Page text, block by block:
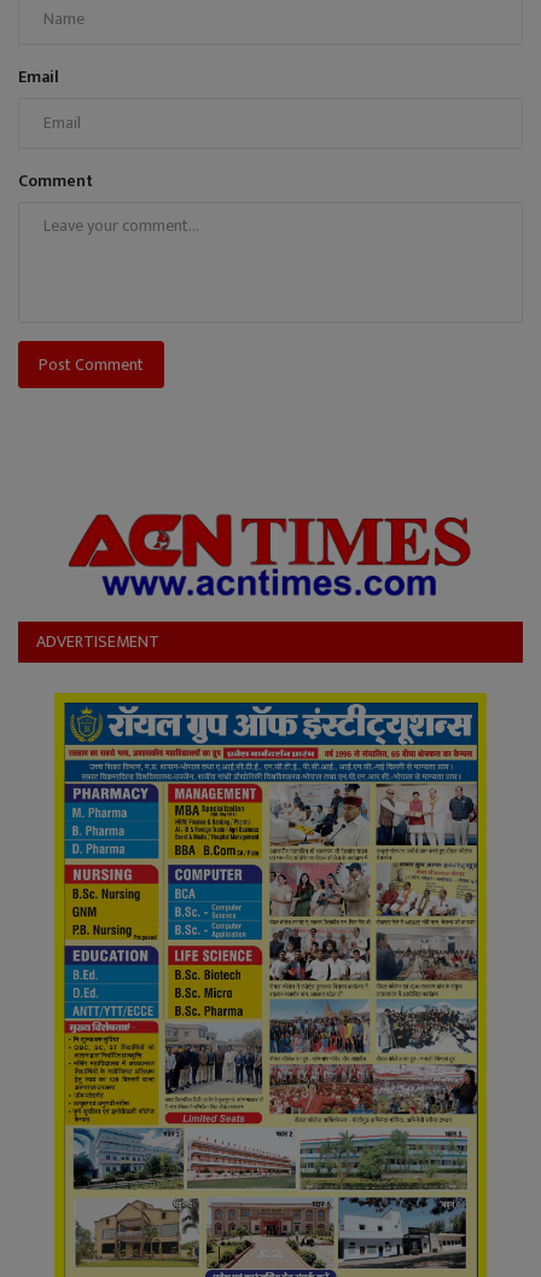
Email
Comment
Post Comment
ADVERTISEMENT